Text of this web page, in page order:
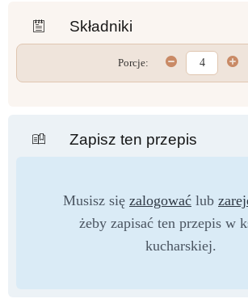
Składniki
Porcje:
Zapisz ten przepis
Musisz się zalogować lub
żeby zapisać ten przepis w
kucharskiej.